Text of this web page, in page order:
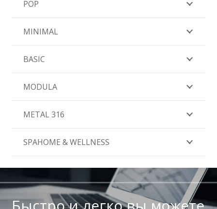
POP
MINIMAL
BASIC
MODULA
METAL 316
SPAHOME & WELLNESS